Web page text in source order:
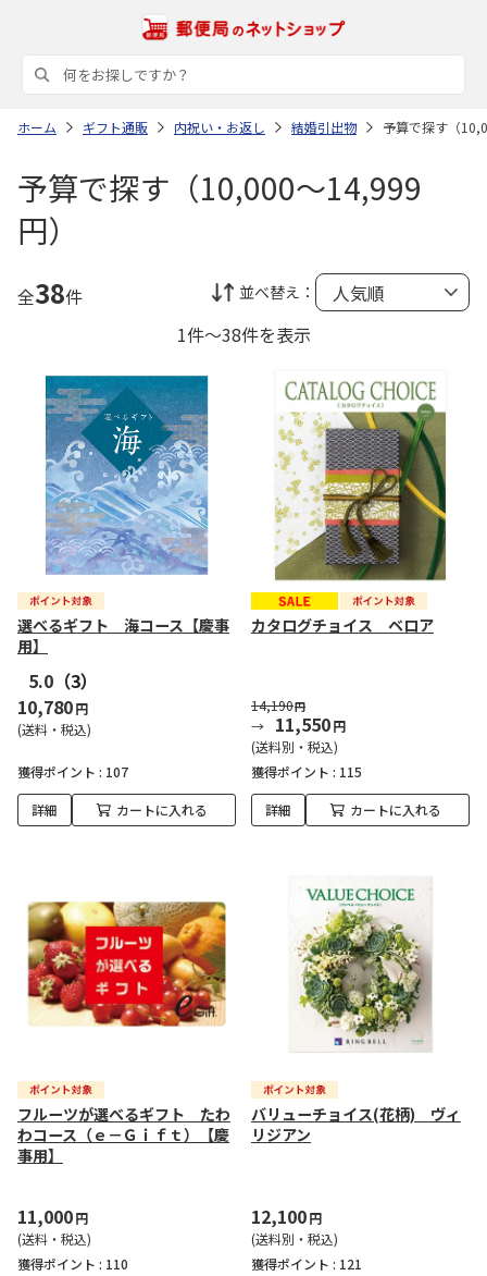
ホーム ギフト通販 内祝い・お返し 結婚引出物 予算で探す（
予算で探す（10,000～14,999
円）
全38件 並べ替え：
1件～38件を表示
選べるギフト 海コース【慶事
用】
5.0 （3）
10,780円
(送料・税込)
獲得ポイント : 107
詳細 カートに入れる
カタログチョイス ベロア
14,190円
11,550円
(送料別・税込)
獲得ポイント : 115
詳細 カートに入れる
フルーツが選べるギフト たわ
わコース（ｅ－Ｇｉｆｔ）【慶
事用】
11,000円
(送料・税込)
獲得ポイント : 110
バリューチョイス(花柄) ヴィ
リジアン
12,100円
(送料別・税込)
獲得ポイント : 121